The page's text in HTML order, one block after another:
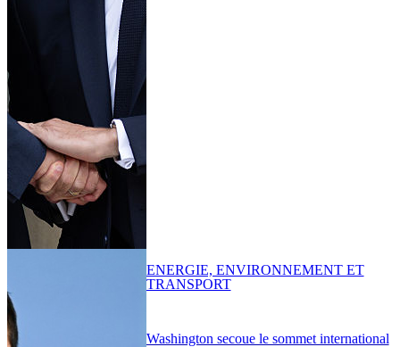
Washington secoue le sommet international
ENERGIE, ENVIRONNEMENT ET
TRANSPORT